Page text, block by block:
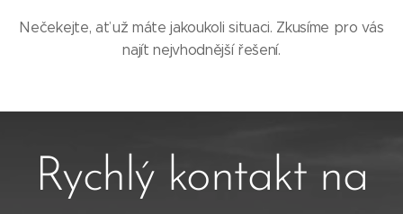
Nečekejte, ať už máte jakoukoli situaci. Zkusíme pro vás
najít nejvhodnější řešení.
Rychlý kontakt na